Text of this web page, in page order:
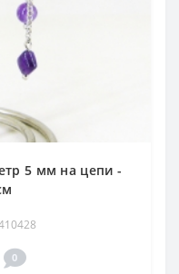
5 мм на цепи -
0